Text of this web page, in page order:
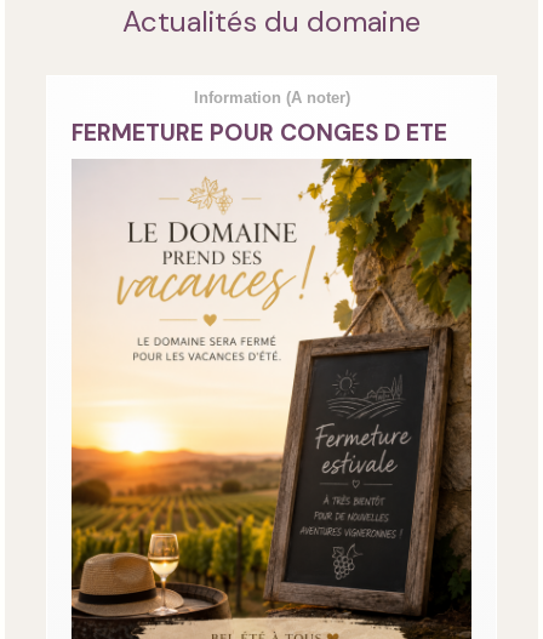
Actualités du domaine
Information (A noter)
FERMETURE POUR CONGES D ETE